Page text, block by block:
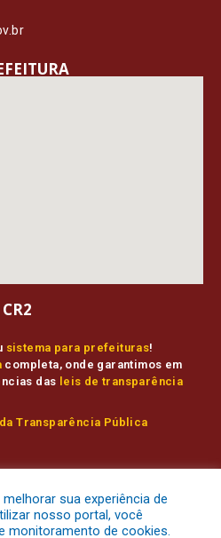
sistema para prefeituras!
completa, onde garantimos em
das leis de transparência
Transparência Pública
aPrefeitura Municipal de Muaná.
AdministrativaAcessar o Webmail
sua experiência de
nosso portal, você
monitoramento de cookies.